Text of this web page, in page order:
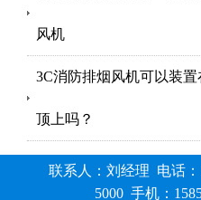
风机
3C消防排烟风机可以装
顶上吗？
联系人：刘经理 电话：
5000 手机：